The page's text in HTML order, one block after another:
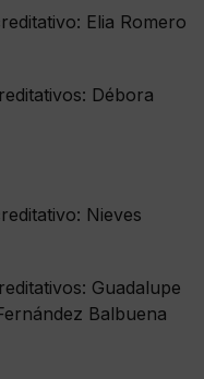
Elia Romero
Débora
Nieves
Guadalupe
Balbuena